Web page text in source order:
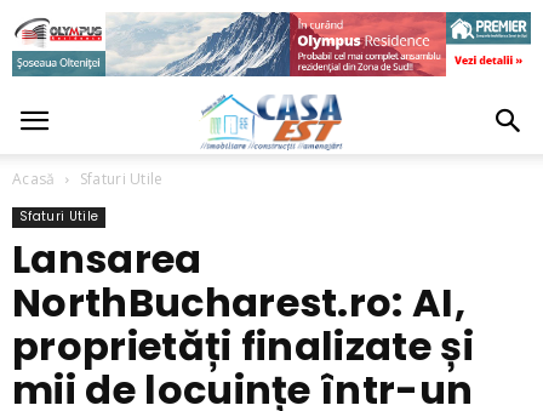
Acasă Sfaturi Utile
Sfaturi Utile
Lansarea
NorthBucharest.ro: AI,
proprietăți finalizate și
mii de locuințe într-un